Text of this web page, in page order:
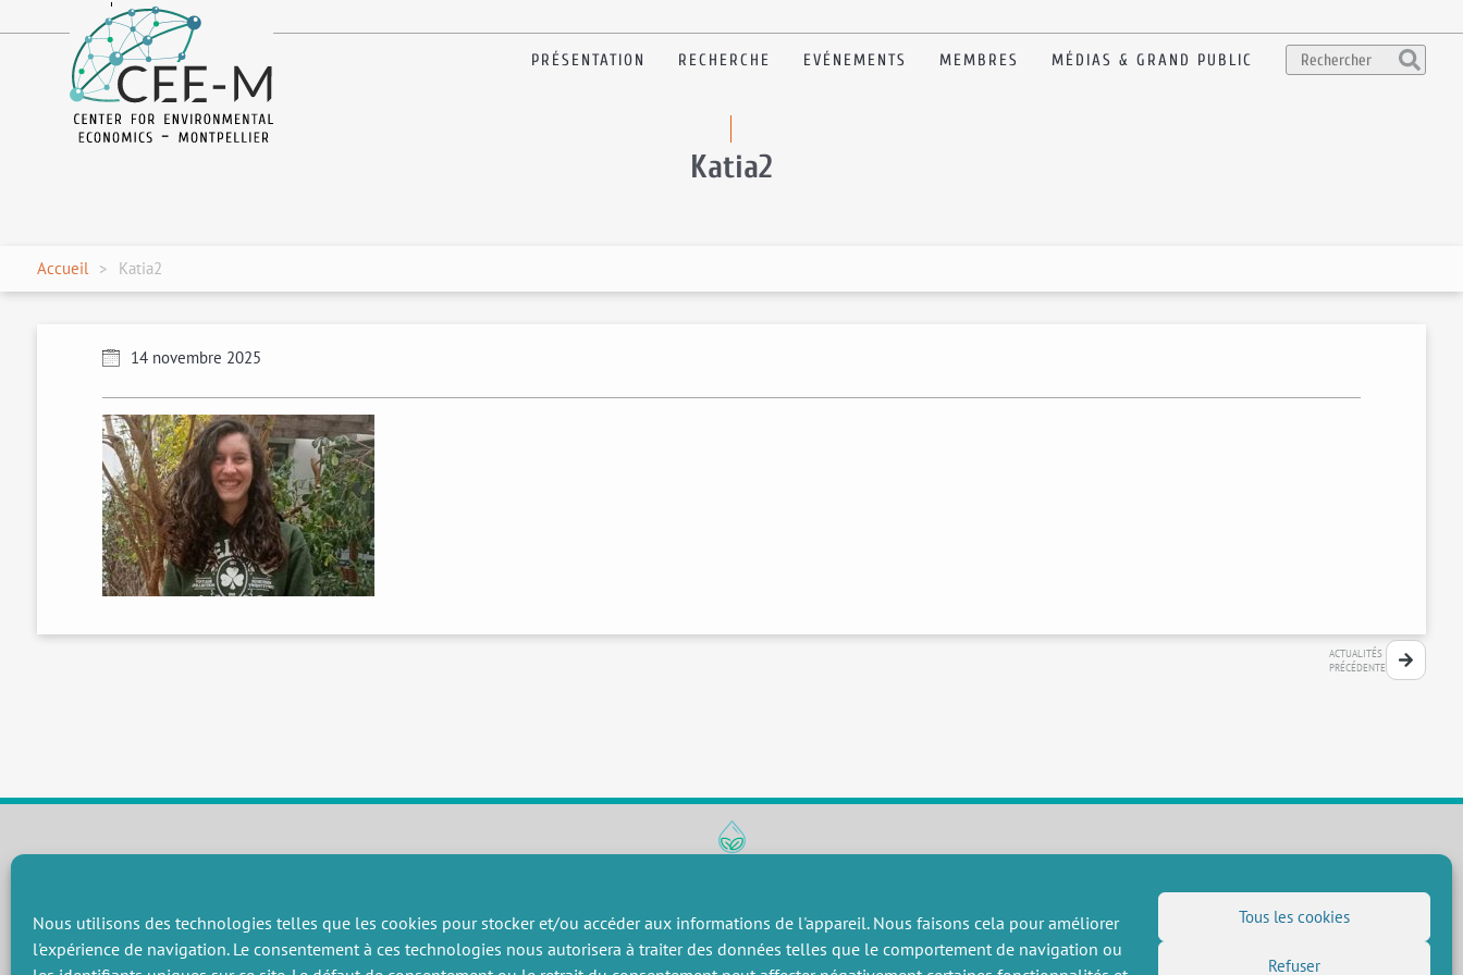
Nous utilisons des technologies telles que les cookies pour stocker et/ou accéder aux informations de l'appareil. Nous faisons cela pour améliorer
l'expérience de navigation. Le consentement à ces technologies nous autorisera à traiter des données telles que le comportement de navigation ou
Tous les cookies
Refuser
en
PRÉSENTATION RECHERCHE EVÉNEMENTS MEMBRES MÉDIAS & GRAND PUBLIC
Katia2
Accueil Katia2
14 novembre 2025
ACTUALITÉS
PRÉCÉDENTE
Préservation des ressources naturelles et de la biodiversité
Vers une gouvernance environnementale efficace et équitable
Promouvoir une agriculture écologiquement innovante
Publications
Partenariat
Projets de recherche
Offres d’emploi
Job market
Intranet
Réseaux sociaux